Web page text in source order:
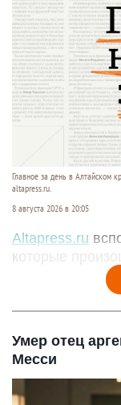
Главное за день в Алтайском
altapress.ru.
8 августа 2026 в 20:05
Altapress.ru
которые
Умер отец
Месси